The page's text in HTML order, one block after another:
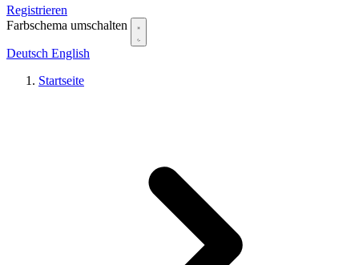
Registrieren
Farbschema umschalten
Deutsch English
Startseite